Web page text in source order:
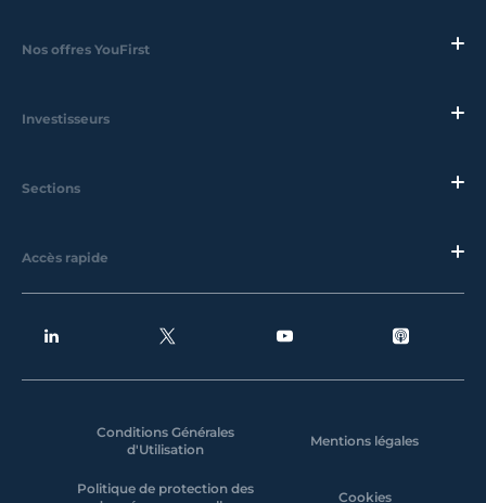
Nos offres YouFirst
Investisseurs
Sections
Accès rapide
Conditions Générales
d'Utilisation
Mentions légales
Politique de protection des
Cookies